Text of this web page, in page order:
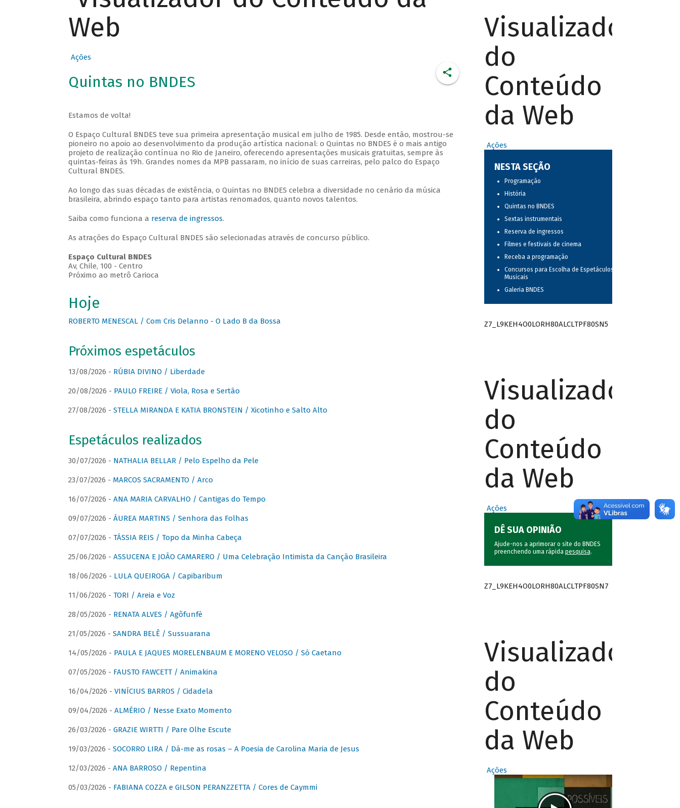
Web
Ações
Quintas no BNDES
Estamos de volta!
O Espaço Cultural BNDES teve sua primeira apresentação musical em julho de 1985. Desde então, mostrou-se
pioneiro no apoio ao desenvolvimento da produção artística nacional: o Quintas no BNDES é o mais antigo
projeto de realização contínua no Rio de Janeiro, oferecendo apresentações musicais gratuitas, sempre às
quintas-feiras às 19h. Grandes nomes da MPB passaram, no início de suas carreiras, pelo palco do Espaço
Cultural BNDES.
Ao longo das suas décadas de existência, o Quintas no BNDES celebra a diversidade no cenário da música
brasileira, abrindo espaço tanto para artistas renomados, quanto novos talentos.
Saiba como funciona a reserva de ingressos.
As atrações do Espaço Cultural BNDES são selecionadas através de concurso público.
Espaço Cultural BNDES
Av, Chile, 100 - Centro
Próximo ao metrô Carioca
Hoje
ROBERTO MENESCAL / Com Cris Delanno - O Lado B da Bossa
Próximos espetáculos
13/08/2026 - RÚBIA DIVINO / Liberdade
20/08/2026 - PAULO FREIRE / Viola, Rosa e Sertão
27/08/2026 - STELLA MIRANDA E KATIA BRONSTEIN / Xicotinho e Salto Alto
Espetáculos realizados
30/07/2026 - NATHALIA BELLAR / Pelo Espelho da Pele
23/07/2026 - MARCOS SACRAMENTO / Arco
16/07/2026 - ANA MARIA CARVALHO / Cantigas do Tempo
09/07/2026 - ÁUREA MARTINS / Senhora das Folhas
07/07/2026 - TÁSSIA REIS / Topo da Minha Cabeça
25/06/2026 - ASSUCENA E JOÃO CAMARERO / Uma Celebração Intimista da Canção Brasileira
18/06/2026 - LULA QUEIROGA / Capibaribum
11/06/2026 - TORI / Areia e Voz
28/05/2026 - RENATA ALVES / Agôfunfè
21/05/2026 - SANDRA BELÊ / Sussuarana
14/05/2026 - PAULA E JAQUES MORELENBAUM E MORENO VELOSO / Só Caetano
07/05/2026 - FAUSTO FAWCETT / Animakina
16/04/2026 - VINÍCIUS BARROS / Cidadela
09/04/2026 - ALMÉRIO / Nesse Exato Momento
26/03/2026 - GRAZIE WIRTTI / Pare Olhe Escute
19/03/2026 - SOCORRO LIRA / Dá-me as rosas – A Poesia de Carolina Maria de Jesus
12/03/2026 - ANA BARROSO / Repentina
05/03/2026 - FABIANA COZZA e GILSON PERANZZETTA / Cores de Caymmi
Visualizador
do
Conteúdo
da Web
Ações
NESTA SEÇÃO
Programação
História
Quintas no BNDES
Sextas instrumentais
Reserva de ingressos
Filmes e festivais de cinema
Receba a programação
Concursos para Escolha de Espetáculos
Musicais
Galeria BNDES
Z7_L9KEH4O0LORH80ALCLTPF80SN5
Visualizador
do
Conteúdo
da Web
Ações
DÊ SUA OPINIÃO
Ajude-nos a aprimorar o site do BNDES
preenchendo uma rápida pesquisa.
Z7_L9KEH4O0LORH80ALCLTPF80SN7
Visualizador
do
Conteúdo
da Web
Ações